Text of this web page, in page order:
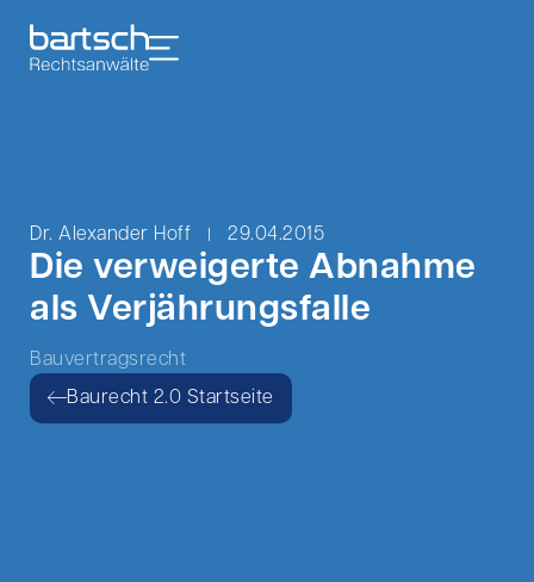
Dr. Alexander Hoff 29.04.2015
Die verweigerte Abnahme
als Verjährungsfalle
Bauvertragsrecht
Baurecht 2.0 Startseite